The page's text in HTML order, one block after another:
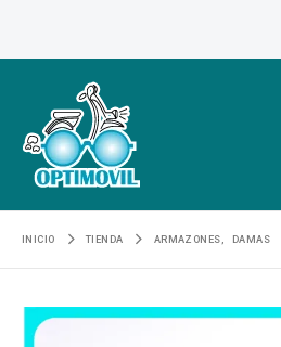
INICIO TIENDA ARMAZONES DAMAS